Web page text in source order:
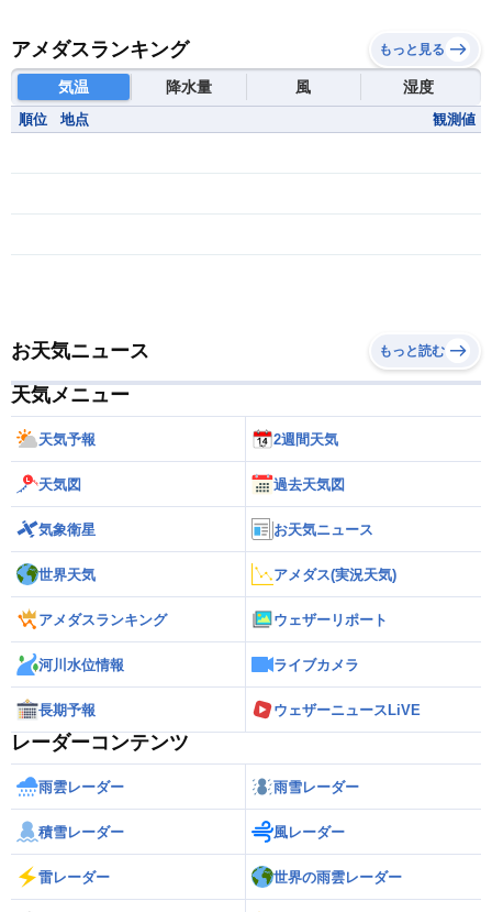
アメダスランキング もっと見る
気温 降水量 風 湿度
順位 地点 観測値
お天気ニュース もっと読む
天気メニュー
天気予報 2週間天気
天気図 過去天気図
気象衛星 お天気ニュース
世界天気 アメダス(実況天気)
アメダスランキング ウェザーリポート
河川水位情報 ライブカメラ
長期予報 ウェザーニュースLiVE
レーダーコンテンツ
雨雲レーダー 雨雪レーダー
積雪レーダー 風レーダー
雷レーダー 世界の雨雲レーダー